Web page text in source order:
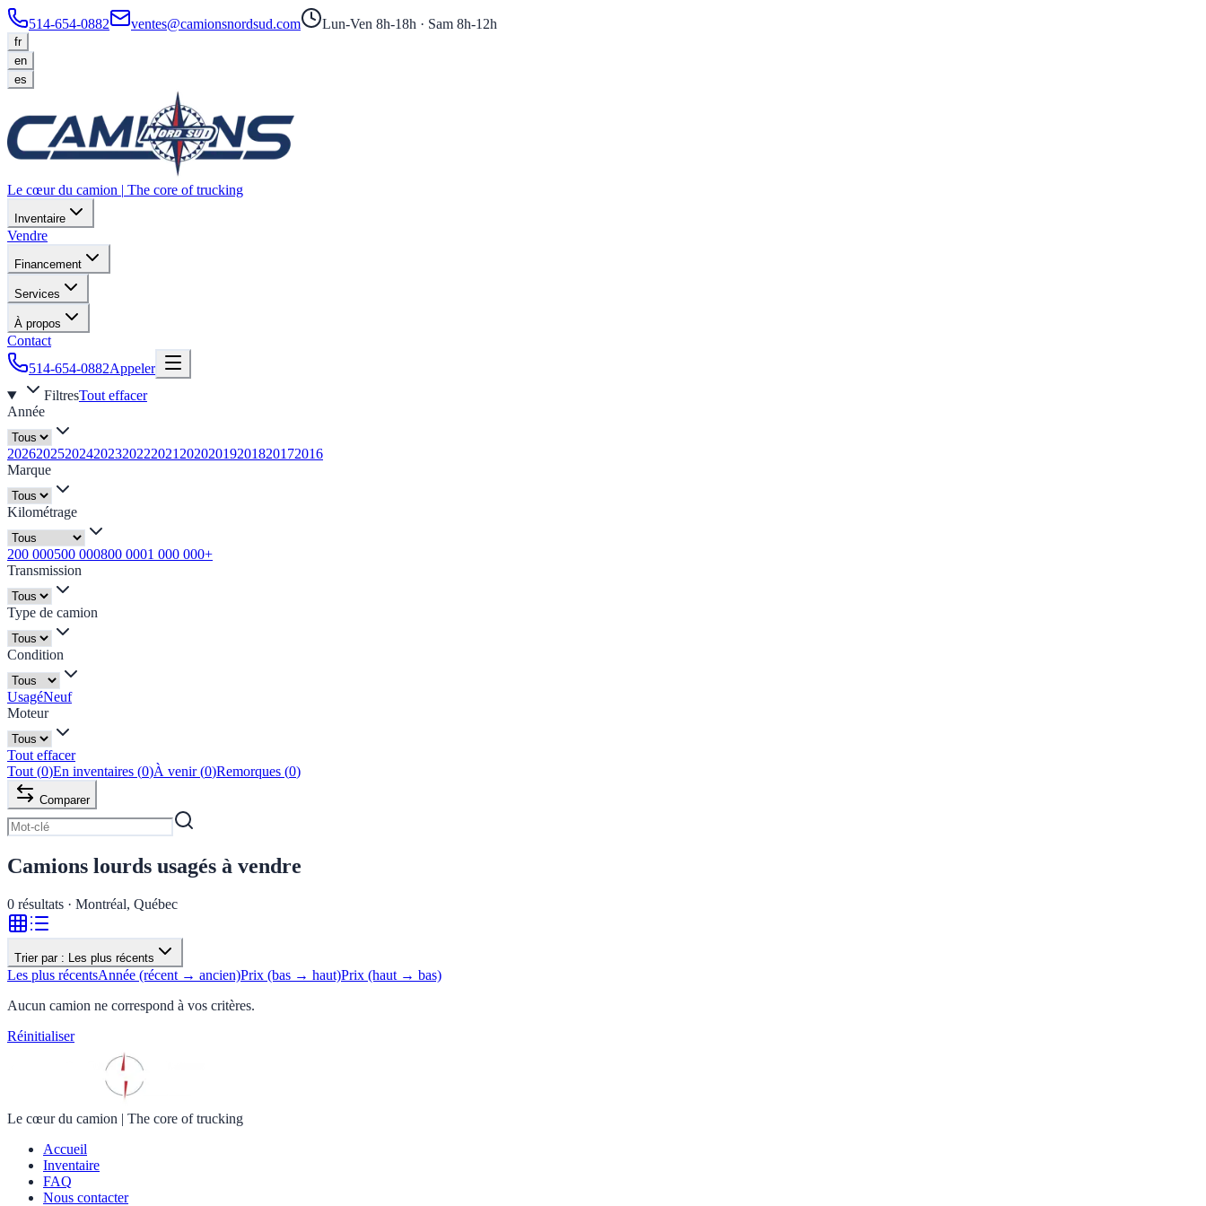
514-654-0882 ventes@camionsnordsud.com Lun-Ven 8h-18h · Sam 8h-12h
fr
en
es
Le cœur du camion | The core of trucking
Inventaire
Vendre
Financement
Services
À propos
Contact
514-654-0882Appeler
FiltresTout effacer
Année
202620252024202320222021 20202019201820172016
Marque
Kilométrage
200 000500 000800 0001 000 000+
Transmission
Type de camion
Condition
UsagéNeuf
Moteur
Tout effacer
Tout (0)En inventaires (0)À venir (0)Remorques (0)
Comparer
Camions lourds usagés à vendre
0 résultats · Montréal, Québec
Trier par : Les plus récents
Les plus récentsAnnée (récent → ancien)Prix (bas → haut)Prix (haut → bas)
Aucun camion ne correspond à vos critères.
Réinitialiser
Le cœur du camion | The core of trucking
Accueil
Inventaire
FAQ
Nous contacter